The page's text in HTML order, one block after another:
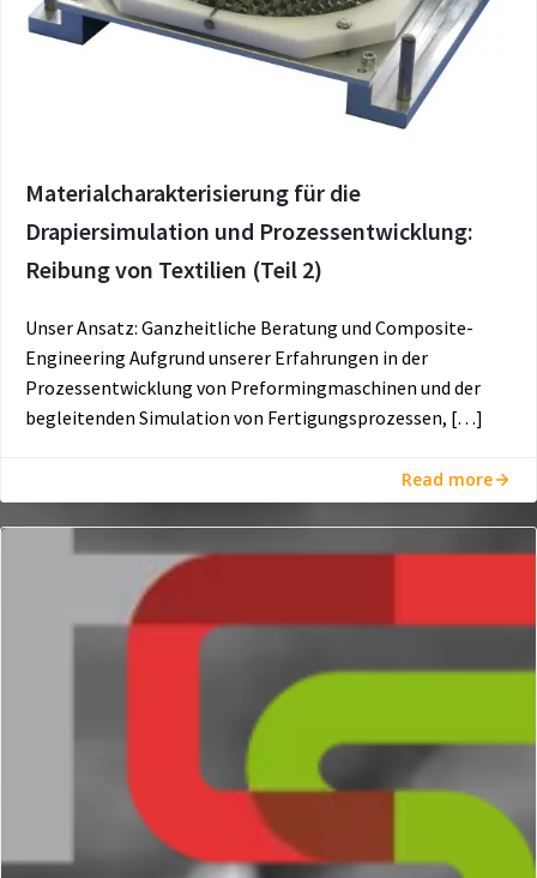
Materialcharakterisierung für die
Drapiersimulation und Prozessentwicklung:
Reibung von Textilien (Teil 2)
Unser Ansatz: Ganzheitliche Beratung und Composite-
Engineering Aufgrund unserer Erfahrungen in der
Prozessentwicklung von Preformingmaschinen und der
begleitenden Simulation von Fertigungsprozessen, […]
Read more